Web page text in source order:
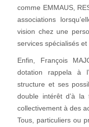
comme EMMAUS,
associations
vision chez une
services spécialisés et
Enfin, François
dotation rappela à
structure et ses
double intérêt d’à la
collectivement à des
Tous, particuliers ou